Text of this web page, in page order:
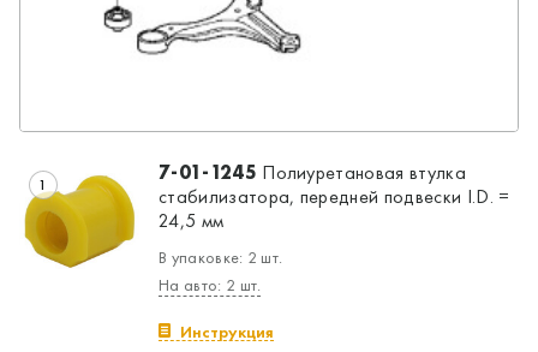
1 7-01-1245 Полиуретановая втулка
стабилизатора, передней подвески I.D. =
24,5 мм
В упаковке: 2 шт.
На авто: 2 шт.
Инструкция